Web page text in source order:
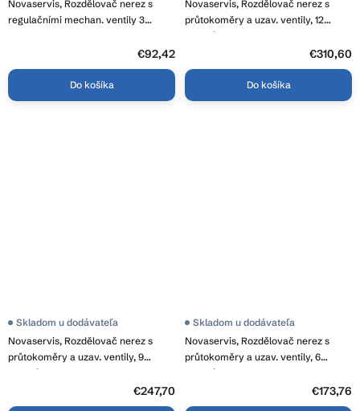
Novaservis, Rozdělovač nerez s
regulačními mechan. ventily 3
€92,42
Do košíka
Novaservis, Rozdělovač nerez s
průtokoměry a uzav. ventily, 12
okruhů, SN-RZPU12S
€310,60
Do košíka
Novaservis, Rozdělovač nerez s
průtokoměry a uzav. ventily, 9
okruhů, SN-RZPU09S
Skladom u dodávateľa
€247,70
Novaservis, Rozdělovač nerez s
průtokoměry a uzav. ventily, 6
okruhů, SN-RZPU06S
Skladom u dodávateľa
€173,76